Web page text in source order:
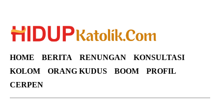
HOME BERITA RENUNGAN
KONSULTASI
KOLOM
ORANG KUDUS BOOM
PROFIL
CERPEN